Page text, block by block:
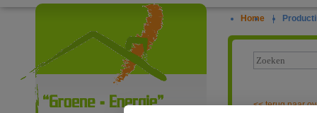
Home |
<<terug naar